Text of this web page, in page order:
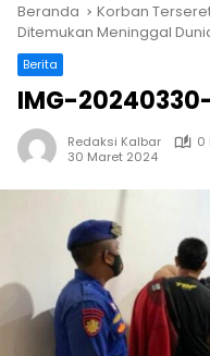
Beranda
Korban
Ditemukan Meninggal
Berita
IMG-
Redaksi Kalbar
0
30 Maret 2024